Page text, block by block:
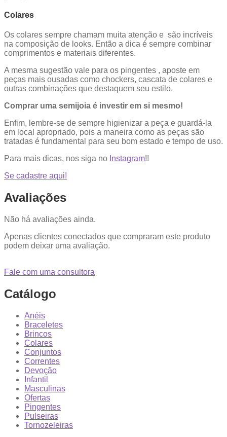
Colares
Os colares sempre chamam muita atenção e são incríveis
na composição de looks. Então a dica é sempre combinar
comprimentos e materiais diferentes.
A mesma sugestão vale para os pingentes , aposte em
peças mais ousadas como chockers, cascata de colares e
outras combinações que destaquem seu estilo.
Comprar uma semijoia é investir em si mesmo!
Enfim, lembre-se de sempre higienizar a peça e guardá-la
em local apropriado, pois a maneira como as peças são
tratadas é fundamental para seu bom estado e tempo de uso.
Para mais dicas, nos siga no Instagram!!
Se cadastre aqui!
Avaliações
Não há avaliações ainda.
Apenas clientes conectados que compraram este produto
podem deixar uma avaliação.
Fale com uma consultora
Catálogo
Anéis
Braceletes
Brincos
Colares
Conjuntos
Correntes
Devoção
Infantil
Masculinas
Ofertas
Pingentes
Pulseiras
Tornozeleiras